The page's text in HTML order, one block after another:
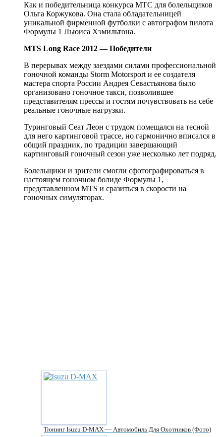
Как и победительница конкурса МТС для болельщиков
Ольга Коржукова. Она стала обладательницей
уникальной фирменной футболки с автографом пилота
Формулы 1 Льюиса Хэмильтона.
MTS Long Race 2012 — Победители
В перерывах между заездами силами профессиональной
гоночной команды Storm Motorsport и ее создателя
мастера спорта России Андрея Севастьянова было
организовано гоночное такси, позволившее
представителям прессы и гостям почувствовать на себе
реальные гоночные нагрузки.
Туринговый Сеат Леон с трудом помещался на тесной
для него картинговой трассе, но гармонично вписался в
общий праздник, по традиции завершающий
картинговый гоночный сезон уже несколько лет подряд.
Болельщики и зрители смогли сфотографироваться в
настоящем гоночном болиде Формулы 1,
представленном MTS и сразиться в скорости на
гоночных симуляторах.
Тюнинг Isuzu D-MAX — Автомобиль Для Охотников (фото)